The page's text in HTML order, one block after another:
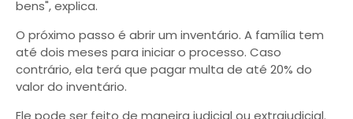
bens", explica.
O próximo passo é abrir um inventário. A família tem
até dois meses para iniciar o processo. Caso
contrário, ela terá que pagar multa de até 20% do
valor do inventário.
Ele pode ser feito de maneira judicial ou extrajudicial.